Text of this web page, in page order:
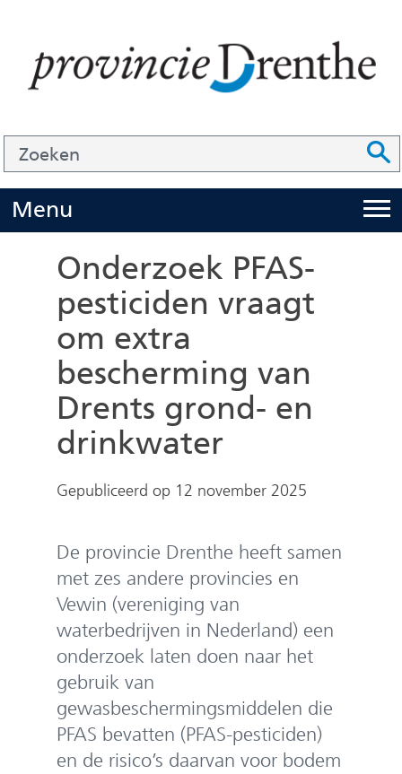
inhoud
Z
o
e
k
Menu
i
t
k
l
a
p
e
n
Onderzoek PFAS-
pesticiden vraagt
om extra
bescherming van
Drents grond- en
drinkwater
Gepubliceerd op 12 november 2025
De provincie Drenthe heeft samen
met zes andere provincies en
Vewin (vereniging van
waterbedrijven in Nederland) een
onderzoek laten doen naar het
gebruik van
gewasbeschermingsmiddelen die
PFAS bevatten (PFAS-pesticiden)
en de risico’s daarvan voor bodem